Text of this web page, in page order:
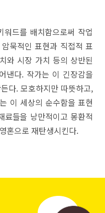
드를 배치함으로써 작업
묵적인 표현과 직접적 표
와 시장 가치 등의 상반된
낸다. 작가는 이 긴장감을
다. 모호하지만 따뜻하고,
이 세상의 순수함을 표현
들을 낭만적이고 몽환적
혼으로 재탄생시킨다.